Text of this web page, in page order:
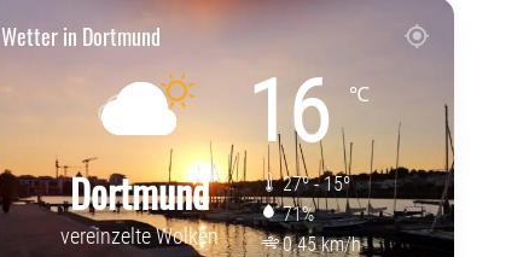
Wetter in Dortmund
Dortmund
vereinzelte Wolken
16℃
27º - 15º
71%
0.45 km/h